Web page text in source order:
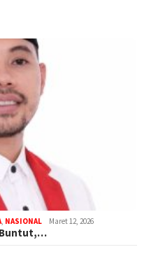
NASIONAL Maret 12, 2026
Buntut,…